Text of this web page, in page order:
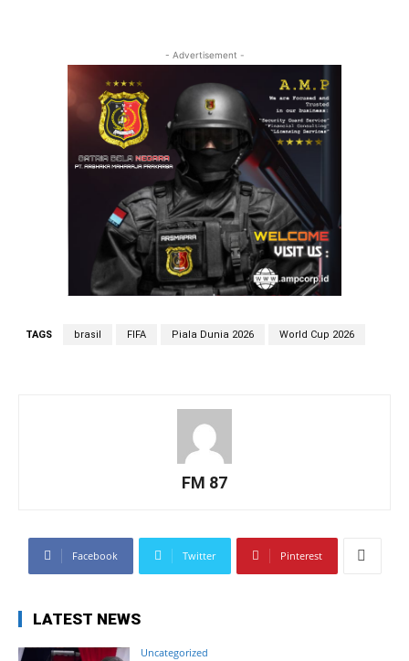
- Advertisement -
TAGS brasil FIFA Piala Dunia 2026 World Cup 2026
FM 87
Facebook Twitter Pinterest
LATEST NEWS
Uncategorized